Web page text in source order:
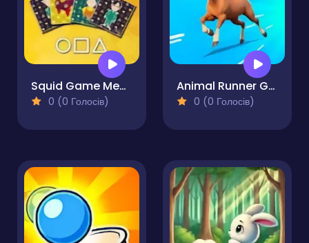
Squid Game Memory Card Match
0 (0 Голосів)
Animal Runner Game
0 (0 Голосів)